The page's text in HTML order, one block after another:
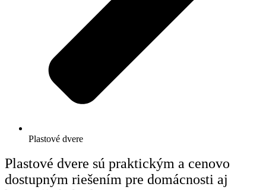
Plastové dvere
Plastové dvere sú praktickým a cenovo
dostupným riešením pre domácnosti aj